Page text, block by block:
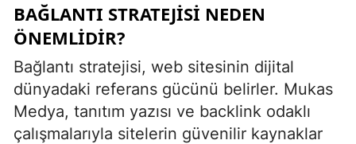
BAĞLANTI STRATEJISI NEDEN
ÖNEMLIDIR?
Bağlantı stratejisi, web sitesinin dijital
dünyadaki referans gücünü belirler. Mukas
Medya, tanıtım yazısı ve backlink odaklı
çalışmalarıyla sitelerin güvenilir kaynaklar